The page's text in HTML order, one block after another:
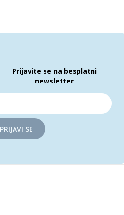
Prijavite se na besplatni
newsletter
PRIJAVI SE